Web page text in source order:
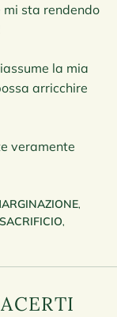
mi sta rendendo
la mia
arricchire
veramente
,
SACRIFICIO,